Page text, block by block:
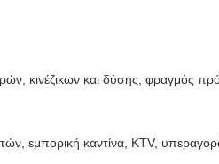
κινέζικων και δύσης, φραγμός
εμπορική καντίνα, KTV,